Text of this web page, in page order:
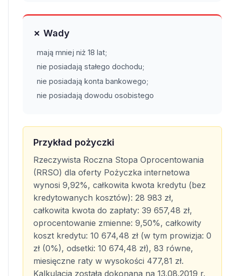
✗ Wady
mają mniej niż 18 lat;
nie posiadają stałego dochodu;
nie posiadają konta bankowego;
nie posiadają dowodu osobistego
Przykład pożyczki
Rzeczywista Roczna Stopa Oprocentowania
(RRSO) dla oferty Pożyczka internetowa
wynosi 9,92%, całkowita kwota kredytu (bez
kredytowanych kosztów): 28 983 zł,
całkowita kwota do zapłaty: 39 657,48 zł,
oprocentowanie zmienne: 9,50%, całkowity
koszt kredytu: 10 674,48 zł (w tym prowizja: 0
zł (0%), odsetki: 10 674,48 zł), 83 równe,
miesięczne raty w wysokości 477,81 zł.
Kalkulacja została dokonana na 13.08.2019 r.